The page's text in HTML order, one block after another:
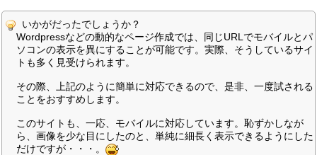
いかがだったでしょうか？
Wordpressなどの動的なページ作成では、同じURLでモバイルとパ
ソコンの表示を異にすることが可能です。実際、そうしているサイ
トも多く見受けられます。
その際、上記のように簡単に対応できるので、是非、一度試される
ことをおすすめします。
このサイトも、一応、モバイルに対応しています。恥ずかしなが
ら、画像を少な目にしたのと、単純に細長く表示できるようにした
だけですが・・・。